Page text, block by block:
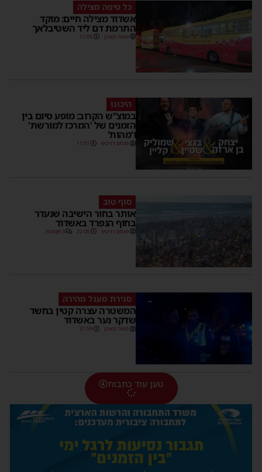
כל טיפה מצילה
אשדוד מצילה חיים: מוקד
התרמת דם ליד השטיבלאך
משה קאהן 11:05
היכונו
במוצ”ש הקרוב: מופע סיום בין
הזמנים של 'המרכז למורשת'
ו'מהות'
מנחם דויטש 11:01
סוף טוב
אותר בחור הישיבה שנעדר
בחוף הנפרד באשדוד
מנחם דויטש 22:08 3 תגובות
סגירת מעגל מהירה
המשטרה עצרה קטין בחשד
שדקר נער באשדוד
משה קאהן 21:59
טען עוד כתבות